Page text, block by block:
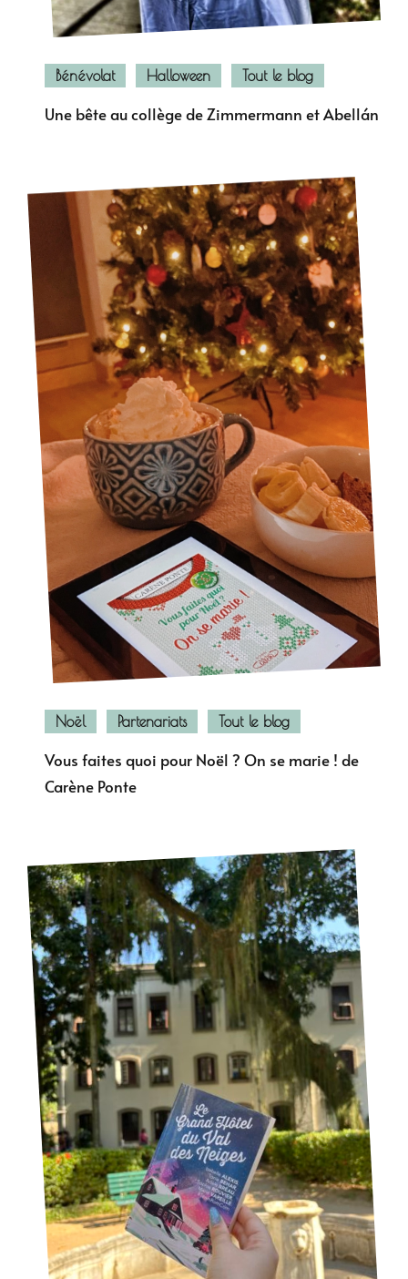
Bénévolat Halloween Tout le blog
Une bête au collège de Zimmermann et Abellán
Noël Partenariats Tout le blog
Vous faites quoi pour Noël ? On se marie ! de
Carène Ponte